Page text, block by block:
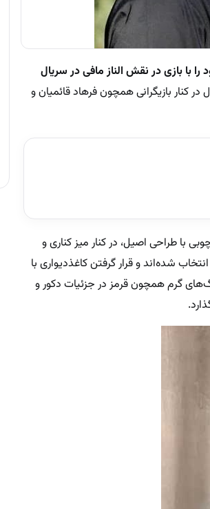
با بازی در نقش الناز مافی در سریال
در این سریال در کنار بازیگرانی همچون فرهاد قائمیان و
با طراحی اصیل، در کنار میز کناری و
شده‌اند و قرار گرفتن کاغذدیواری با
گرم همچون قرمز در جزئیات دکور و